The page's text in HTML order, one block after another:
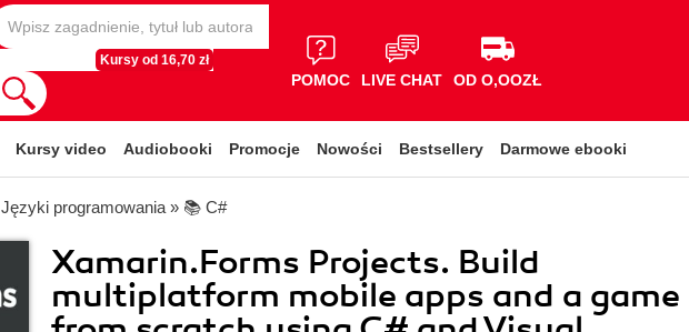
Kursy od 16,70 zł
POMOC LIVE CHAT OD O,OOZŁ
Kursy video Audiobooki Promocje Nowości Bestsellery Darmowe ebooki
Języki programowania » 📚 C#
Xamarin.Forms Projects. Build
multiplatform mobile apps and a game